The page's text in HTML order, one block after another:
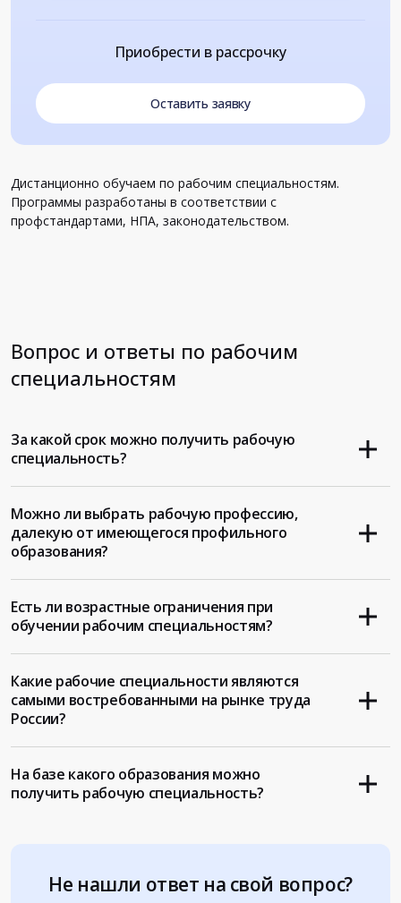
Приобрести в рассрочку
Оставить заявку
Дистанционно обучаем по рабочим специальностям.
Программы разработаны в соответствии с
профстандартами, НПА, законодательством.
Вопрос и ответы по рабочим
специальностям
Не нашли ответ на свой вопрос?
За какой срок можно получить рабочую
специальность?
Можно ли выбрать рабочую профессию,
далекую от имеющегося профильного
образования?
Есть ли возрастные ограничения при
обучении рабочим специальностям?
Какие рабочие специальности являются
самыми востребованными на рынке труда
России?
На базе какого образования можно
получить рабочую специальность?